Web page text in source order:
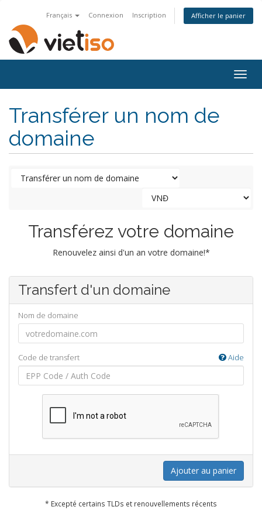
Français Connexion Inscription Afficher le panier
Transférer un nom de
domaine
Transférez votre domaine
Renouvelez ainsi d'un an votre domaine!*
Transfert d'un domaine
Nom de domaine
Code de transfert Aide
Ajouter au panier
* Excepté certains TLDs et renouvellements récents